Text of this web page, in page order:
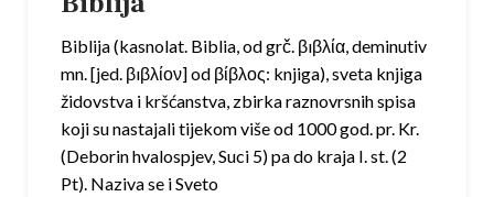
Biblija (kasnolat. Biblia, od grč. βıβλία, deminutiv
mn. [jed. βıβλίον] od βίβλος: knjiga), sveta knjiga
židovstva i kršćanstva, zbirka raznovrsnih spisa
koji su nastajali tijekom više od 1000 god. pr. Kr.
(Deborin hvalospjev, Suci 5) pa do kraja I. st. (2
Pt). Naziva se i Sveto